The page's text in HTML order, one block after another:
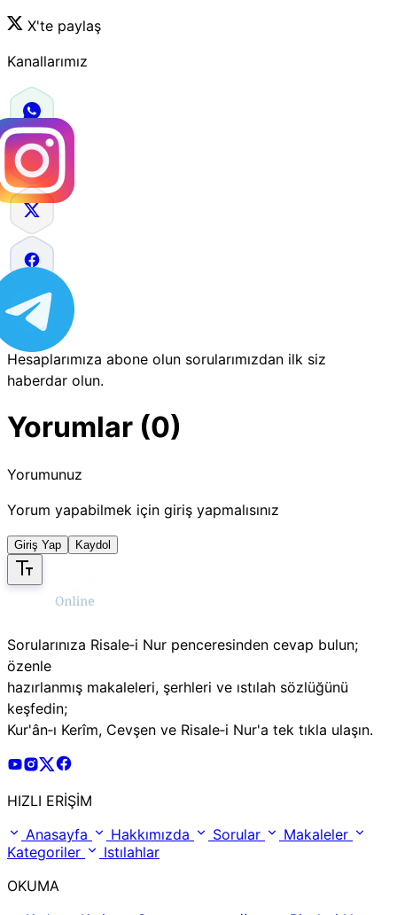
X'te paylaş
Kanallarımız
Hesaplarımıza abone olun sorularımızdan ilk siz
haberdar olun.
Yorumlar (0)
Yorumunuz
Yorum yapabilmek için giriş yapmalısınız
Giriş Yap Kaydol
Sorularınıza Risale‑i Nur penceresinden cevap bulun;
özenle
hazırlanmış makaleleri, şerhleri ve ıstılah sözlüğünü
keşfedin;
Kur'ân‑ı Kerîm, Cevşen ve Risale‑i Nur'a tek tıkla ulaşın.
Risale Online Youtube Hesabı
Risale Online Instagram Hesabı
Risale Online X Hesabı
HIZLI ERİŞİM
Anasayfa
Hakkımızda Sorular
Makaleler
Kategoriler
Istılahlar
OKUMA